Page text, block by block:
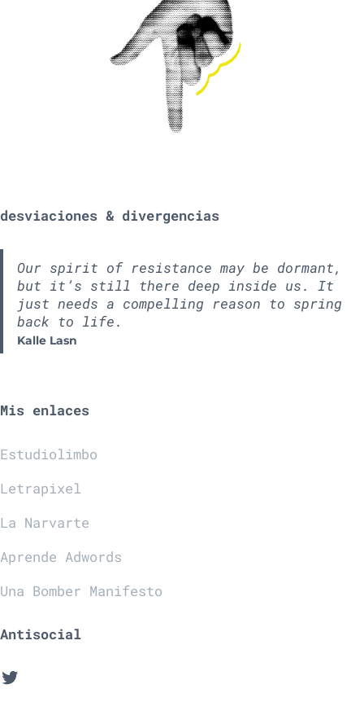
desviaciones & divergencias
Our spirit of resistance may be dormant,
but it’s still there deep inside us. It
just needs a compelling reason to spring
back to life.
Kalle Lasn
Mis enlaces
Estudiolimbo
Letrapixel
La Narvarte
Aprende Adwords
Una Bomber Manifesto
Antisocial
Twitter